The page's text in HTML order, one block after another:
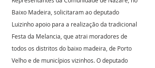
Baixo Madeira, solicitaram ao deputado
Luizinho apoio para a realização da tradicional
Festa da Melancia, que atrai moradores de
todos os distritos do baixo madeira, de Porto
Velho e de municípios vizinhos. O deputado